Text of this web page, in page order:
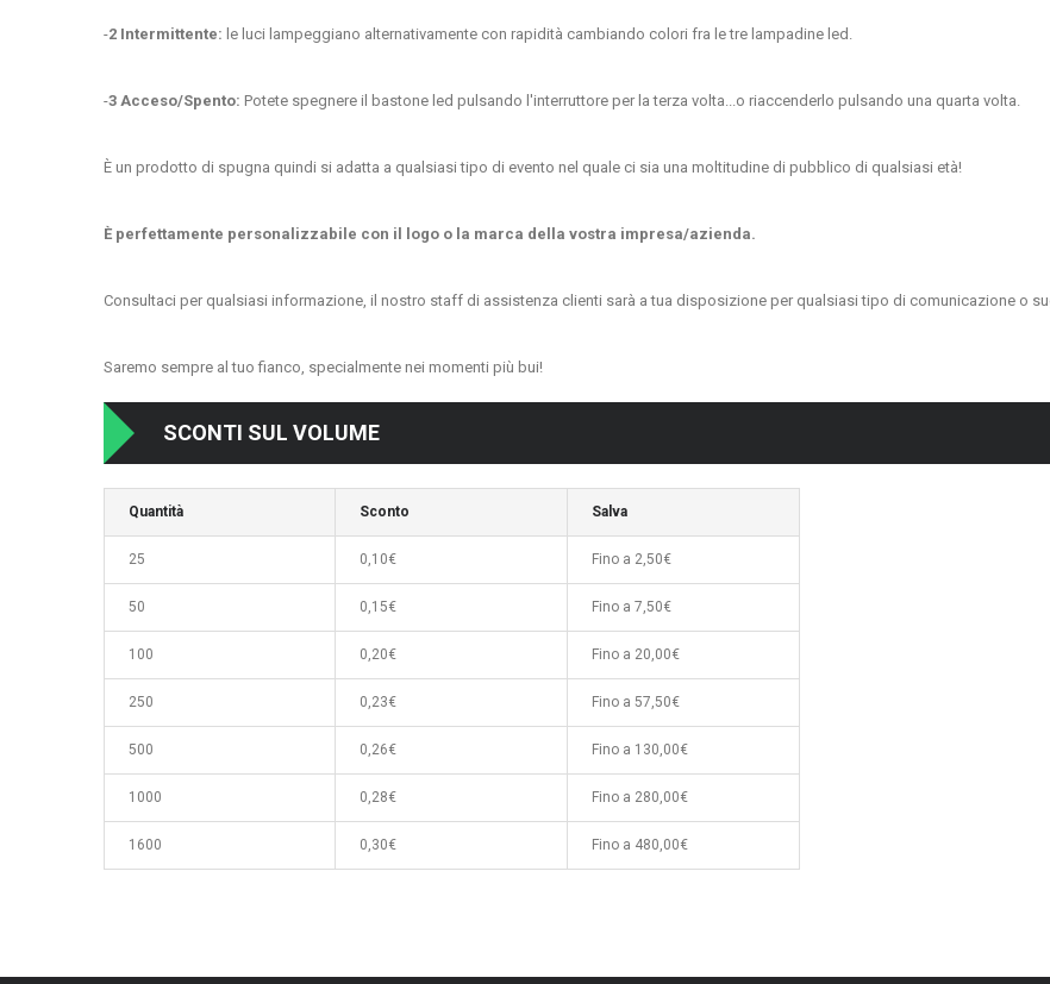
-2 Intermittente: le luci lampeggiano alternativamente con rapidità cambiando colori fra le tre lampadine led.
-3 Acceso/Spento: Potete spegnere il bastone led pulsando l'interruttore per la terza volta...o riaccenderlo pulsando una quarta volta.
È un prodotto di spugna quindi si adatta a qualsiasi tipo di evento nel quale ci sia una moltitudine di pubblico di qualsiasi età!
È perfettamente personalizzabile con il logo o la marca della vostra impresa/azienda.
Consultaci per qualsiasi informazione, il nostro staff di assistenza clienti sarà a tua disposizione per qualsiasi tipo di comunicazione o
Saremo sempre al tuo fianco, specialmente nei momenti più bui!
SCONTI SUL VOLUME
Quantità Sconto Salva
25 0,10€ Fino a 2,50€
50 0,15€ Fino a 7,50€
100 0,20€ Fino a 20,00€
250 0,23€ Fino a 57,50€
500 0,26€ Fino a 130,00€
1000 0,28€ Fino a 280,00€
1600 0,30€ Fino a 480,00€